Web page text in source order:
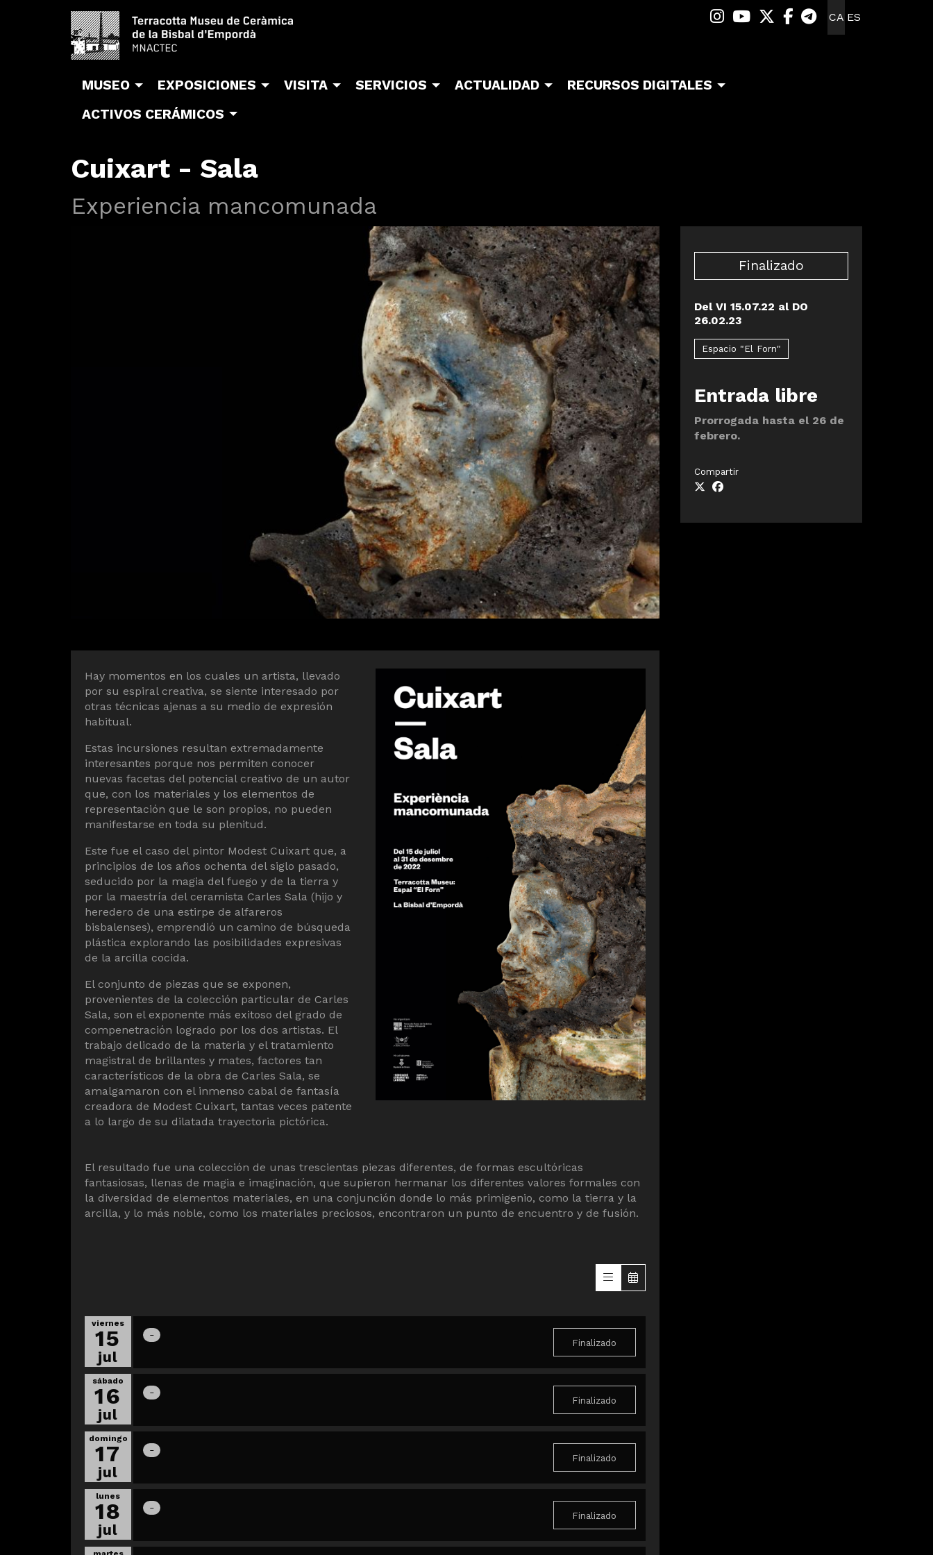
CA ES
Link a instagram
Link a youtube
Link a twitter
Link a facebook
Link a
MUSEO EXPOSICIONES VISITA SERVICIOS ACTUALIDAD
RECURSOS DIGITALES
ACTIVOS CERÁMICOS
Cuixart - Sala
Experiencia mancomunada
Finalizado
Del VI 15.07.22 al DO
26.02.23
Espacio "El Forn"
Entrada libre
Prorrogada hasta el 26 de
febrero.
Compartir
Hay momentos en los cuales un artista, llevado
por su espiral creativa, se siente interesado por
otras técnicas ajenas a su medio de expresión
habitual.
Estas incursiones resultan extremadamente
interesantes porque nos permiten conocer
nuevas facetas del potencial creativo de un autor
que, con los materiales y los elementos de
representación que le son propios, no pueden
manifestarse en toda su plenitud.
Este fue el caso del pintor Modest Cuixart que, a
principios de los años ochenta del siglo pasado,
seducido por la magia del fuego y de la tierra y
por la maestría del ceramista Carles Sala (hijo y
heredero de una estirpe de alfareros
bisbalenses), emprendió un camino de búsqueda
plástica explorando las posibilidades expresivas
de la arcilla cocida.
El conjunto de piezas que se exponen,
provenientes de la colección particular de Carles
Sala, son el exponente más exitoso del grado de
compenetración logrado por los dos artistas. El
trabajo delicado de la materia y el tratamiento
magistral de brillantes y mates, factores tan
característicos de la obra de Carles Sala, se
amalgamaron con el inmenso cabal de fantasía
creadora de Modest Cuixart, tantas veces patente
a lo largo de su dilatada trayectoria pictórica.
El resultado fue una colección de unas trescientas piezas diferentes, de formas escultóricas
fantasiosas, llenas de magia e imaginación, que supieron hermanar los diferentes valores formales con
la diversidad de elementos materiales, en una conjunción donde lo más primigenio, como la tierra y la
arcilla, y lo más noble, como los materiales preciosos, encontraron un punto de encuentro y de fusión.
viernes
15
jul
Finalizado
sábado
16
jul
Finalizado
domingo
17
jul
Finalizado
lunes
18
jul
Finalizado